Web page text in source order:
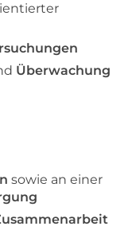
Überwachung
sowie an einer